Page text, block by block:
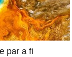
par a fi